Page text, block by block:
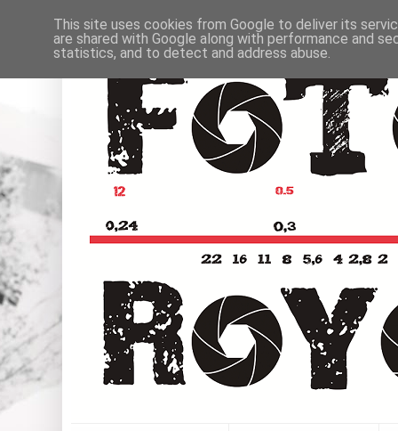
This site uses cookies from Google to deliver its
are shared with Google along with performance and
statistics, and to detect and address abuse.